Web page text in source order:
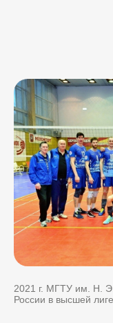
2021 г. МГТУ им. Н.
России в высшей